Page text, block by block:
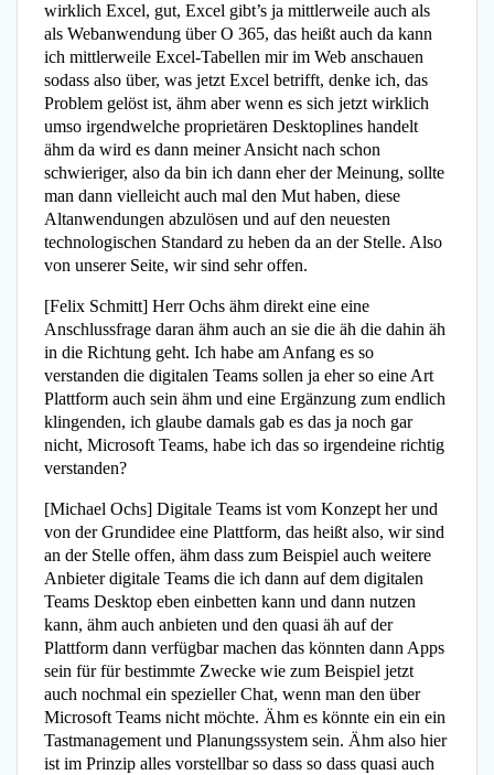
wirklich Excel, gut, Excel gibt’s ja mittlerweile auch als
als Webanwendung über O 365, das heißt auch da kann
ich mittlerweile Excel-Tabellen mir im Web anschauen
sodass also über, was jetzt Excel betrifft, denke ich, das
Problem gelöst ist, ähm aber wenn es sich jetzt wirklich
umso irgendwelche proprietären Desktoplines handelt
ähm da wird es dann meiner Ansicht nach schon
schwieriger, also da bin ich dann eher der Meinung, sollte
man dann vielleicht auch mal den Mut haben, diese
Altanwendungen abzulösen und auf den neuesten
technologischen Standard zu heben da an der Stelle. Also
von unserer Seite, wir sind sehr offen.
[Felix Schmitt] Herr Ochs ähm direkt eine eine
Anschlussfrage daran ähm auch an sie die äh die dahin äh
in die Richtung geht. Ich habe am Anfang es so
verstanden die digitalen Teams sollen ja eher so eine Art
Plattform auch sein ähm und eine Ergänzung zum endlich
klingenden, ich glaube damals gab es das ja noch gar
nicht, Microsoft Teams, habe ich das so irgendeine richtig
verstanden?
[Michael Ochs] Digitale Teams ist vom Konzept her und
von der Grundidee eine Plattform, das heißt also, wir sind
an der Stelle offen, ähm dass zum Beispiel auch weitere
Anbieter digitale Teams die ich dann auf dem digitalen
Teams Desktop eben einbetten kann und dann nutzen
kann, ähm auch anbieten und den quasi äh auf der
Plattform dann verfügbar machen das könnten dann Apps
sein für für bestimmte Zwecke wie zum Beispiel jetzt
auch nochmal ein spezieller Chat, wenn man den über
Microsoft Teams nicht möchte. Ähm es könnte ein ein ein
Tastmanagement und Planungssystem sein. Ähm also hier
ist im Prinzip alles vorstellbar so dass so dass quasi auch